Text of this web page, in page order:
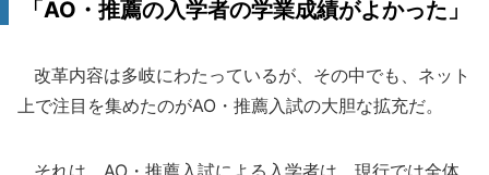
「AO・推薦の入学者の学業成績がよかった」
改革内容は多岐にわたっているが、その中でも、ネット
上で注目を集めたのがAO・推薦入試の大胆な拡充だ。
それは、AO・推薦入試による入学者は、現行では全体